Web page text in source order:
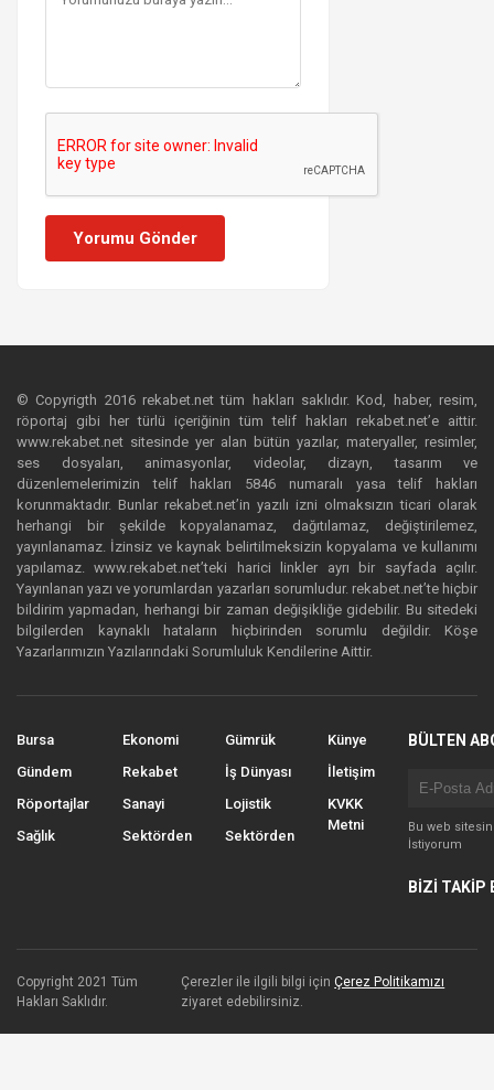
Yorumu Gönder
© Copyrigth 2016 rekabet.net tüm hakları saklıdır. Kod, haber, resim,
röportaj gibi her türlü içeriğinin tüm telif hakları rekabet.net’e aittir.
www.rekabet.net sitesinde yer alan bütün yazılar, materyaller, resimler,
ses dosyaları, animasyonlar, videolar, dizayn, tasarım ve
düzenlemelerimizin telif hakları 5846 numaralı yasa telif hakları
korunmaktadır. Bunlar rekabet.net’in yazılı izni olmaksızın ticari olarak
herhangi bir şekilde kopyalanamaz, dağıtılamaz, değiştirilemez,
yayınlanamaz. İzinsiz ve kaynak belirtilmeksizin kopyalama ve kullanımı
yapılamaz. www.rekabet.net’teki harici linkler ayrı bir sayfada açılır.
Yayınlanan yazı ve yorumlardan yazarları sorumludur. rekabet.net’te hiçbir
bildirim yapmadan, herhangi bir zaman değişikliğe gidebilir. Bu sitedeki
bilgilerden kaynaklı hataların hiçbirinden sorumlu değildir. Köşe
Yazarlarımızın Yazılarındaki Sorumluluk Kendilerine Aittir.
Bursa
Gündem
Röportajlar
Sağlık
Ekonomi
Rekabet
Sanayi
Sektörden
Gümrük
İş Dünyası
Lojistik
Sektörden
Künye
İletişim
KVKK
Metni
BÜLTEN
Bu web
İstiyorum
BİZİ TAKİP
Copyright 2021 Tüm
Hakları Saklıdır.
Çerezler ile ilgili bilgi içinÇerez Politikamızı
ziyaret edebilirsiniz.